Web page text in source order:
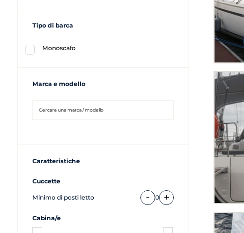
Tipo di barca
Monoscafo
Marca e modello
Caratteristiche
Cuccette
Minimo di posti letto - 0 +
Cabina/e